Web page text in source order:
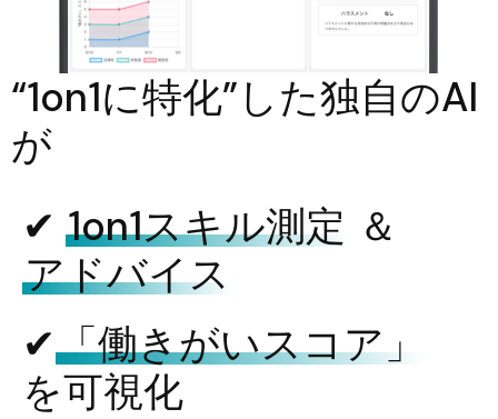
“1on1に特化”した独自のAI
が
✔︎ 1on1スキル測定 ＆
アドバイス
✔︎「働きがいスコア」
を可視化